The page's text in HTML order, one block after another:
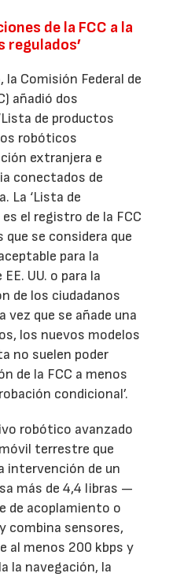
de la FCC a la
regulados’
la Comisión Federal de
añadió dos
de productos
robóticos
extranjera e
conectados de
La ‘Lista de
el registro de la FCC
que se considera que
para la
UU. o para la
de los ciudadanos
vez que se añade una
los nuevos modelos
no suelen poder
de la FCC a menos
condicional’.
robótico avanzado
terrestre que
intervención de un
más de 4,4 libras —
de acoplamiento o
sensores,
al menos 200 kbps y
la navegación, la